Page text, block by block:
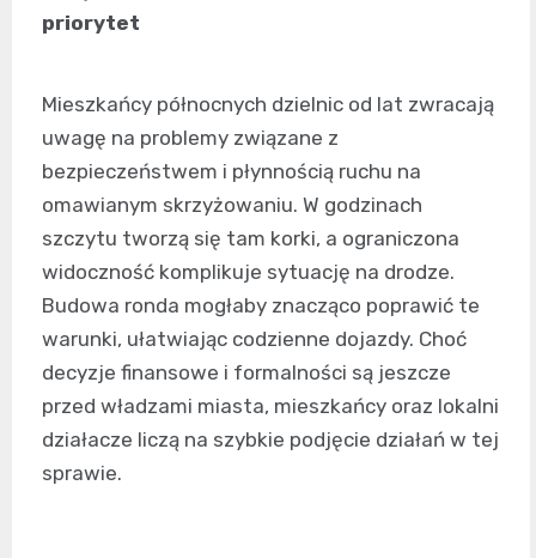
priorytet
Mieszkańcy północnych dzielnic od lat zwracają
uwagę na problemy związane z
bezpieczeństwem i płynnością ruchu na
omawianym skrzyżowaniu. W godzinach
szczytu tworzą się tam korki, a ograniczona
widoczność komplikuje sytuację na drodze.
Budowa ronda mogłaby znacząco poprawić te
warunki, ułatwiając codzienne dojazdy. Choć
decyzje finansowe i formalności są jeszcze
przed władzami miasta, mieszkańcy oraz lokalni
działacze liczą na szybkie podjęcie działań w tej
sprawie.